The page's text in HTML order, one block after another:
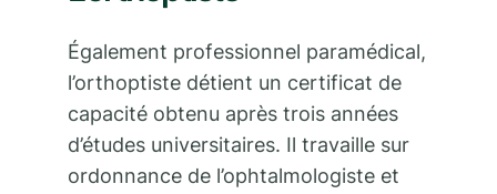
Également professionnel paramédical,
l’orthoptiste détient un certificat de
capacité obtenu après trois années
d’études universitaires. Il travaille sur
ordonnance de l’ophtalmologiste et